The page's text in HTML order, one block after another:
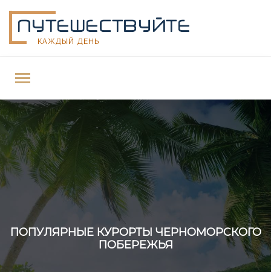
ПОПУЛЯРНЫЕ КУРОРТЫ ЧЕРНОМОРСКОГО
ПОБЕРЕЖЬЯ